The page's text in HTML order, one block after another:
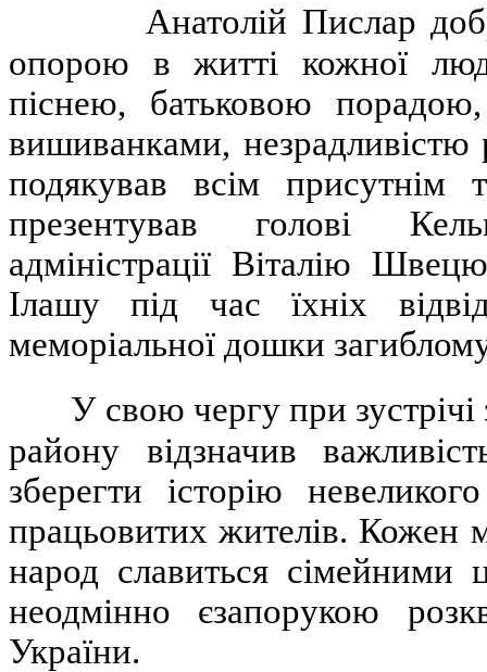
Анатолій Пислар
опорою в житті кожної
піснею, батьковою
вишиванками, незрадливістю
подякував всім
презентував голові
адміністрації Віталію
Ілашу під час їхніх
меморіальної дошки
У свою чергу при
району відзначив
зберегти історію
працьовитих жителів. Кожен
народ славиться сімейними
неодмінно єзапорукою
України.